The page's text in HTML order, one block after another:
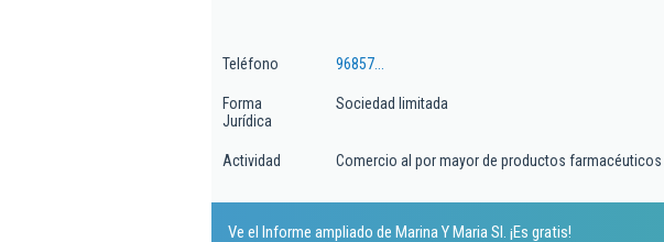
Teléfono 96857...
Forma
Jurídica
Sociedad limitada
Actividad Comercio al por mayor de productos
Ve el Informe ampliado de Marina Y Maria Sl. ¡Es gratis!